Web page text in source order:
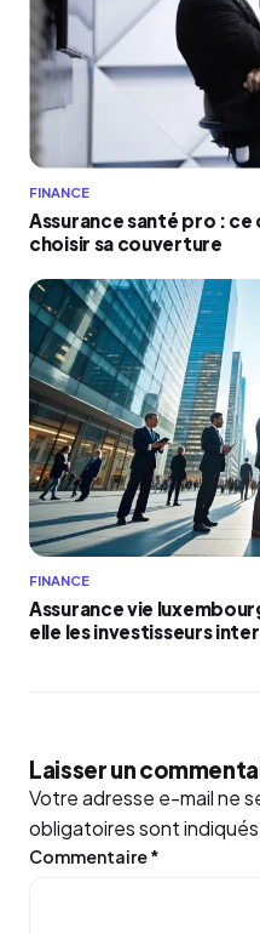
FINANCE
Assurance santé pro : ce
choisir sa couverture
FINANCE
Assurance vie
elle les investisseurs
Laisser un
Votre adresse e-mail ne
obligatoires sont
Commentaire*